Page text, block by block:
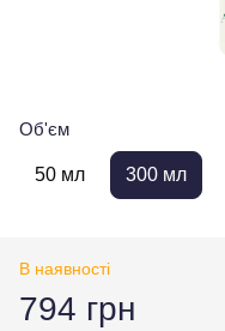
Об'єм
50 мл 300 мл
В наявності
794 грн